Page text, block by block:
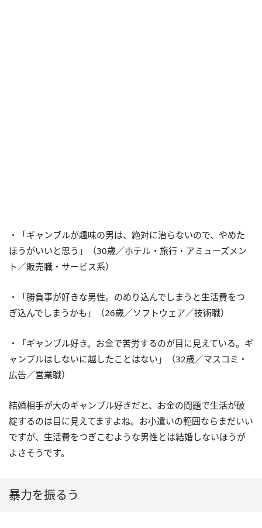
・「ギャンブルが趣味の男は、絶対に治らないので、やめた
ほうがいいと思う」（30歳／ホテル・旅行・アミューズメン
ト／販売職・サービス系）
・「勝負事が好きな男性。のめり込んでしまうと生活費をつ
ぎ込んでしまうかも」（26歳／ソフトウェア／技術職）
・「ギャンブル好き。お金で苦労するのが目に見えている。ギ
ャンブルはしないに越したことはない」（32歳／マスコミ・
広告／営業職）
結婚相手が大のギャンブル好きだと、お金の問題で生活が破
綻するのは目に見えてますよね。お小遣いの範囲ならまだいい
ですが、生活費をつぎこむような男性とは結婚しないほうが
よさそうです。
暴力を振るう